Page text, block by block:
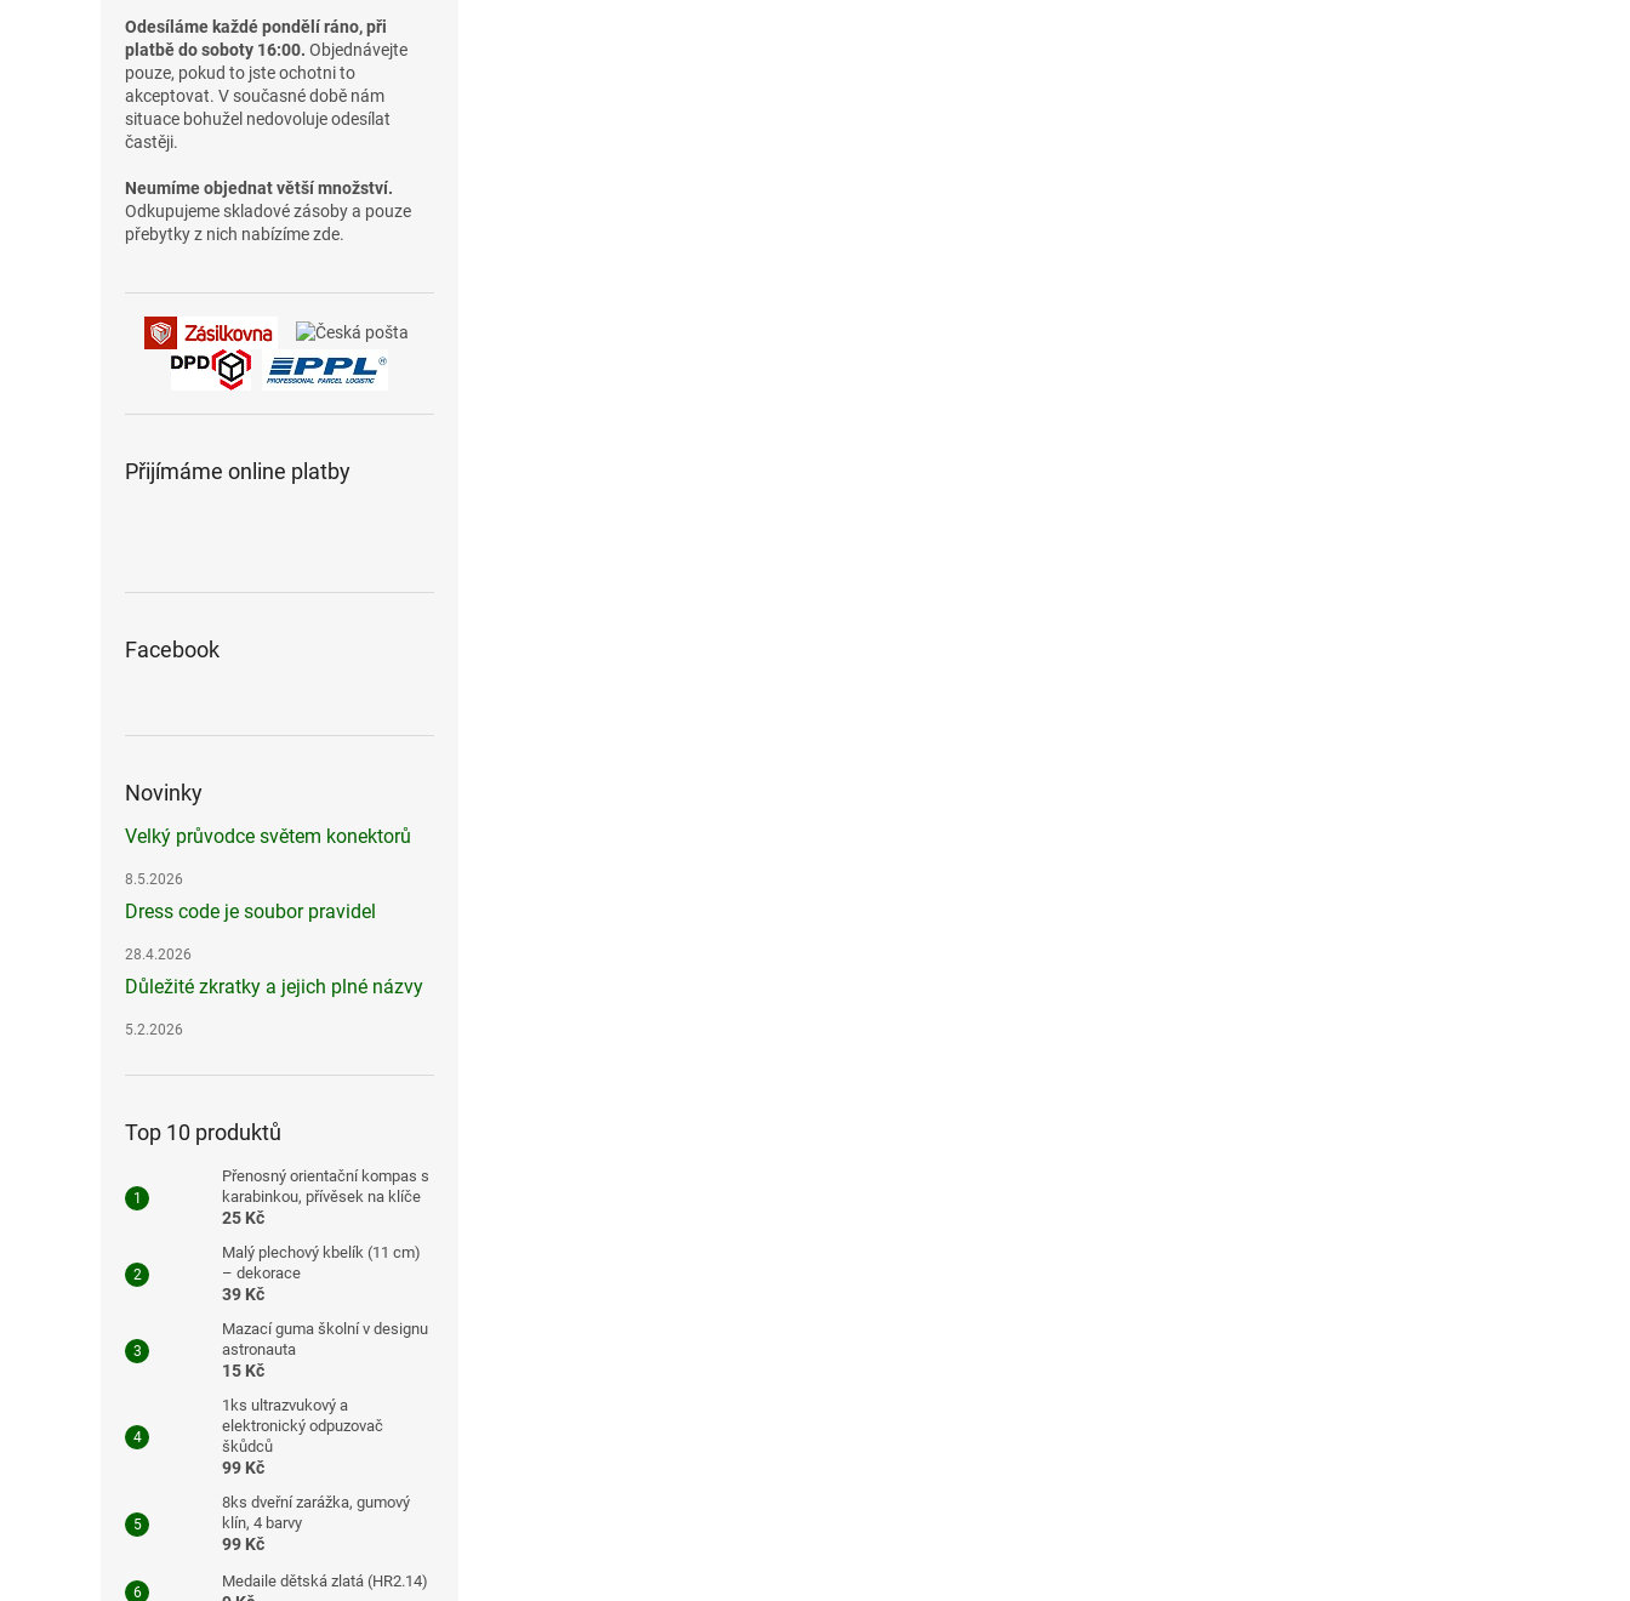
Odesíláme každé pondělí ráno, při
platbě do soboty 16:00. Objednávejte
pouze, pokud to jste ochotni to
akceptovat. V současné době nám
situace bohužel nedovoluje odesílat
častěji.
Neumíme objednat větší množství.
Odkupujeme skladové zásoby a pouze
přebytky z nich nabízíme zde.
Přijímáme online platby
Facebook
Novinky
Velký průvodce světem konektorů
8.5.2026
Dress code je soubor pravidel
28.4.2026
Důležité zkratky a jejich plné názvy
5.2.2026
Top 10 produktů
Přenosný orientační kompas s
karabinkou, přívěsek na klíče
25 Kč
Malý plechový kbelík (11 cm)
– dekorace
39 Kč
Mazací guma školní v designu
astronauta
15 Kč
1ks ultrazvukový a
elektronický odpuzovač
škůdců
99 Kč
8ks dveřní zarážka, gumový
klín, 4 barvy
99 Kč
Medaile dětská zlatá (HR2.14)